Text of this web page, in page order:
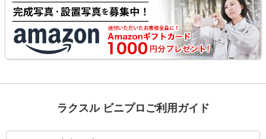
ラクスル ビニプロご利用ガイド